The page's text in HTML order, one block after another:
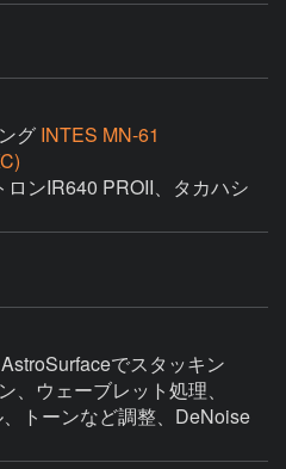
グ INTES MN-61
ンIR640 PROII、タカハシ
でスタッキン
、ウェーブレット処理、
トーンなど調整、DeNoise